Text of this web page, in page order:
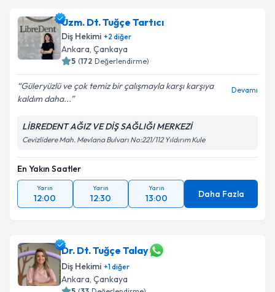
Uzm. Dt. Tuğçe Tartıcı
Diş Hekimi +2 diğer
Ankara, Çankaya
5 (172 Değerlendirme)
Güleryüzlü ve çok temiz bir çalışmayla karşı karşıya
kaldım daha...
Devamı
LİBREDENT AĞIZ VE DİŞ SAĞLIĞI MERKEZİ
Cevizlidere Mah. Mevlana Bulvarı No:221/112 Yıldırım Kule
En Yakın Saatler
Yarın
12:00
Yarın
12:30
Yarın
13:00 Daha Fazla
Dr. Dt. Tuğçe Talay
Diş Hekimi +1diğer
Ankara, Çankaya